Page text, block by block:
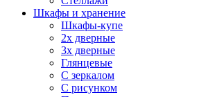
Шкафы и хранение
Шкафы-купе
2х дверные
3х дверные
Глянцевые
С зеркалом
С рисунком